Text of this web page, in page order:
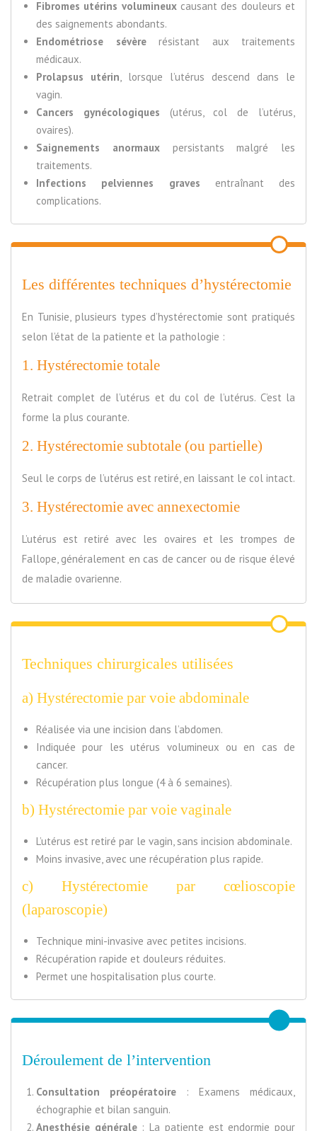
Fibromes utérins volumineuxcausant des douleurs et
des saignements abondants.
Endométriose sévèrerésistant aux traitements
médicaux.
Prolapsus utérin, lorsque l’utérus descend dans le
vagin.
Cancers gynécologiques (utérus, col de l’utérus,
ovaires).
Saignements anormauxpersistants malgré les
traitements.
Infections pelviennes graves entraînant des
complications.
Les différentes techniques d’hystérectomie
En Tunisie, plusieurs types d’hystérectomie sont pratiqués
selon l’état de la patiente et la pathologie :
1. Hystérectomie totale
Retrait complet de l’utérus et du col de l’utérus. C’est la
forme la plus courante.
2. Hystérectomie subtotale (ou partielle)
Seul le corps de l’utérus est retiré, en laissant le col intact.
3. Hystérectomie avec annexectomie
L’utérus est retiré avec les ovaires et les trompes de
Fallope, généralement en cas de cancer ou de risque élevé
de maladie ovarienne.
Techniques chirurgicales utilisées
a) Hystérectomie par voie abdominale
Réalisée via une incision dans l’abdomen.
Indiquée pour les utérus volumineux ou en cas de
cancer.
Récupération plus longue (4 à 6 semaines).
b) Hystérectomie par voie vaginale
L’utérus est retiré par le vagin, sans incision abdominale.
Moins invasive, avec une récupération plus rapide.
c) Hystérectomie par cœlioscopie
(laparoscopie)
Technique mini-invasive avec petites incisions.
Récupération rapide et douleurs réduites.
Permet une hospitalisation plus courte.
Déroulement de l’intervention
Consultation préopératoire : Examens médicaux,
échographie et bilan sanguin.
Anesthésie générale: La patiente est endormie pour